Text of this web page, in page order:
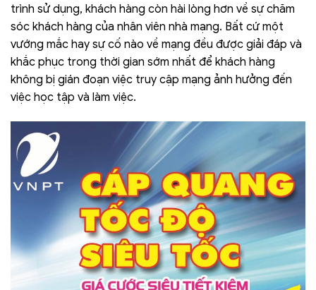
trình sử dụng, khách hàng còn hài lòng hơn về sự chăm
sóc khách hàng của nhân viên nhà mạng. Bất cứ một
vướng mắc hay sự cố nào về mạng đều được giải đáp và
khắc phục trong thời gian sớm nhất để khách hàng
không bị gián đoạn việc truy cập mạng ảnh hưởng đến
việc học tập và làm việc.